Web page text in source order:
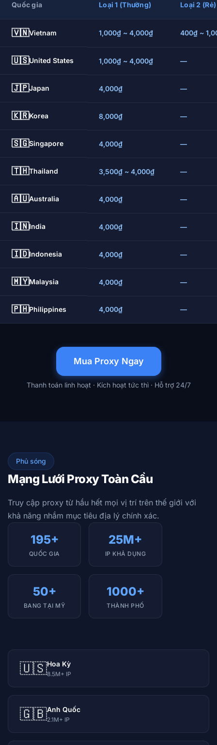
Quốc gia Loại 1 (Thường) Loại 2 (Rẻ)
🇻🇳Vietnam 1,000₫ ~ 4,000₫ 400₫ ~
🇺🇸United States 1,000₫ ~ 4,000₫ —
🇯🇵Japan 4,000₫ —
🇰🇷Korea 8,000₫ —
🇸🇬Singapore 4,000₫ —
🇹🇭Thailand 3,500₫ ~ 4,000₫ —
🇦🇺Australia 4,000₫ —
🇮🇳India 4,000₫ —
🇮🇩Indonesia 4,000₫ —
🇲🇾Malaysia 4,000₫ —
🇵🇭Philippines 4,000₫ —
Mua Proxy Ngay
Thanh toán linh hoạt · Kích hoạt tức thì · Hỗ trợ 24/7
Phủ sóng
Mạng Lưới Proxy Toàn Cầu
Truy cập proxy từ hầu hết mọi vị trí trên thế giới với
khả năng nhắm mục tiêu địa lý chính xác.
195+
QUỐC GIA
25M+
IP KHẢ DỤNG
50+
BANG TẠI MỸ
1000+
THÀNH PHỐ
🇺🇸Hoa Kỳ
8.5M+ IP
🇬🇧Anh Quốc
2.1M+ IP